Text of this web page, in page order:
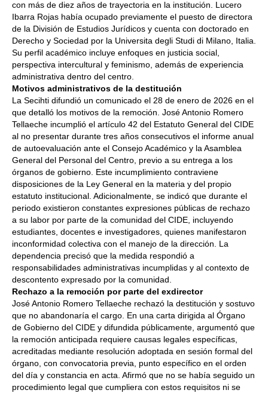
con más de diez años de trayectoria en la institución. Lucero
Ibarra Rojas había ocupado previamente el puesto de directora
de la División de Estudios Jurídicos y cuenta con doctorado en
Derecho y Sociedad por la Universita degli Studi di Milano, Italia.
Su perfil académico incluye enfoques en justicia social,
perspectiva intercultural y feminismo, además de experiencia
administrativa dentro del centro.
Motivos administrativos de la destitución
La Secihti difundió un comunicado el 28 de enero de 2026 en el
que detalló los motivos de la remoción. José Antonio Romero
Tellaeche incumplió el artículo 42 del Estatuto General del CIDE
al no presentar durante tres años consecutivos el informe anual
de autoevaluación ante el Consejo Académico y la Asamblea
General del Personal del Centro, previo a su entrega a los
órganos de gobierno. Este incumplimiento contraviene
disposiciones de la Ley General en la materia y del propio
estatuto institucional. Adicionalmente, se indicó que durante el
periodo existieron constantes expresiones públicas de rechazo
a su labor por parte de la comunidad del CIDE, incluyendo
estudiantes, docentes e investigadores, quienes manifestaron
inconformidad colectiva con el manejo de la dirección. La
dependencia precisó que la medida respondió a
responsabilidades administrativas incumplidas y al contexto de
descontento expresado por la comunidad.
Rechazo a la remoción por parte del exdirector
José Antonio Romero Tellaeche rechazó la destitución y sostuvo
que no abandonaría el cargo. En una carta dirigida al Órgano
de Gobierno del CIDE y difundida públicamente, argumentó que
la remoción anticipada requiere causas legales específicas,
acreditadas mediante resolución adoptada en sesión formal del
órgano, con convocatoria previa, punto específico en el orden
del día y constancia en acta. Afirmó que no se había seguido un
procedimiento legal que cumpliera con estos requisitos ni se